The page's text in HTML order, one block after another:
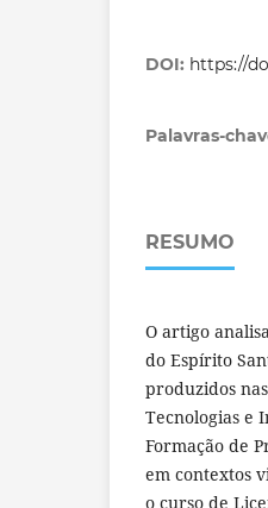
DOI: https://
Palavras-
RESUMO
O artigo
do Espírito
produzidos
Tecnologias e
Formação de
em contextos
o curso de